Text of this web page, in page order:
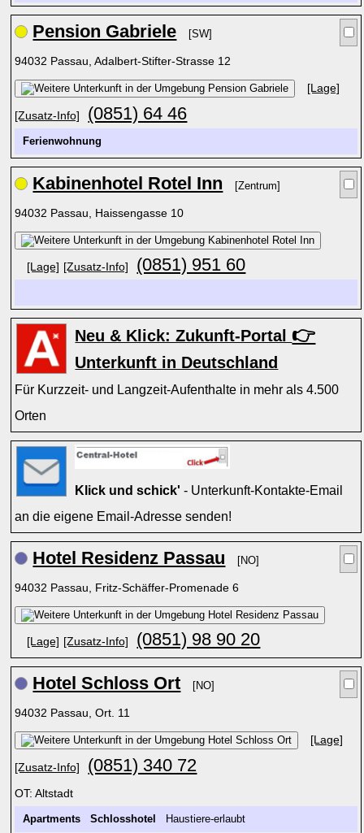
Pension Gabriele [SW]
94032 Passau, Adalbert-Stifter-Strasse 12
[Lage]
[Zusatz-Info] (0851) 64 46
Ferienwohnung
Kabinenhotel Rotel Inn [Zentrum]
94032 Passau, Haissengasse 10
[Lage] [Zusatz-Info] (0851) 951 60
Neu & Klick: Zukunft-Portal 👉
Unterkunft in Deutschland
Für Kurzzeit- und Langzeit-Aufenthalte in mehr als 4.500
Orten
Klick und schick' - Unterkunft-Kontakte-Email
an die eigene Email-Adresse senden!
Hotel Residenz Passau [NO]
94032 Passau, Fritz-Schäffer-Promenade 6
[Lage] [Zusatz-Info] (0851) 98 90 20
Hotel Schloss Ort [NO]
94032 Passau, Ort. 11
[Lage]
[Zusatz-Info] (0851) 340 72
OT: Altstadt
Apartments Schlosshotel Haustiere-erlaubt